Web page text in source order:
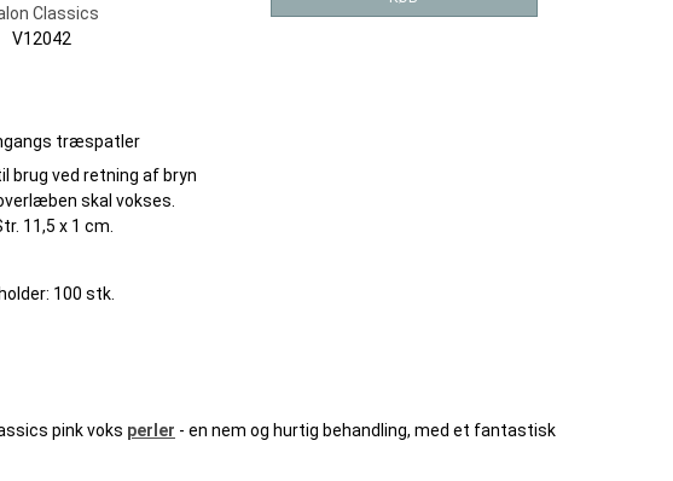
Classics
V12042
træspatler
brug ved retning af bryn
skal vokses.
11,5 x 1 cm.
100 stk.
pink voks perler - en nem og hurtig behandling, med et fantastisk